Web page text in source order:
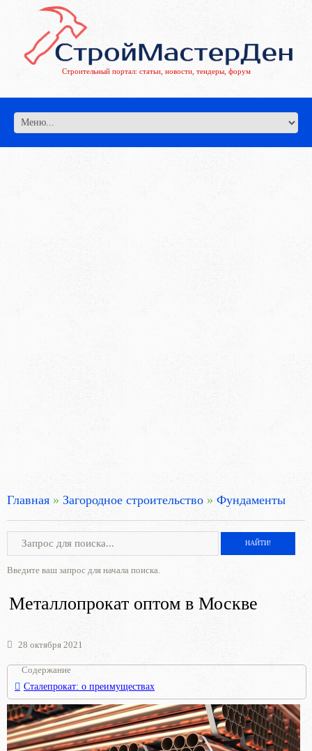
Строительный портал: статьи, новости, тендеры, форум
Главная » Загородное строительство » Фундаменты
Введите ваш запрос для начала поиска.
Металлопрокат оптом в Москве
28 октября 2021
Содержание
Сталепрокат: о преимуществах